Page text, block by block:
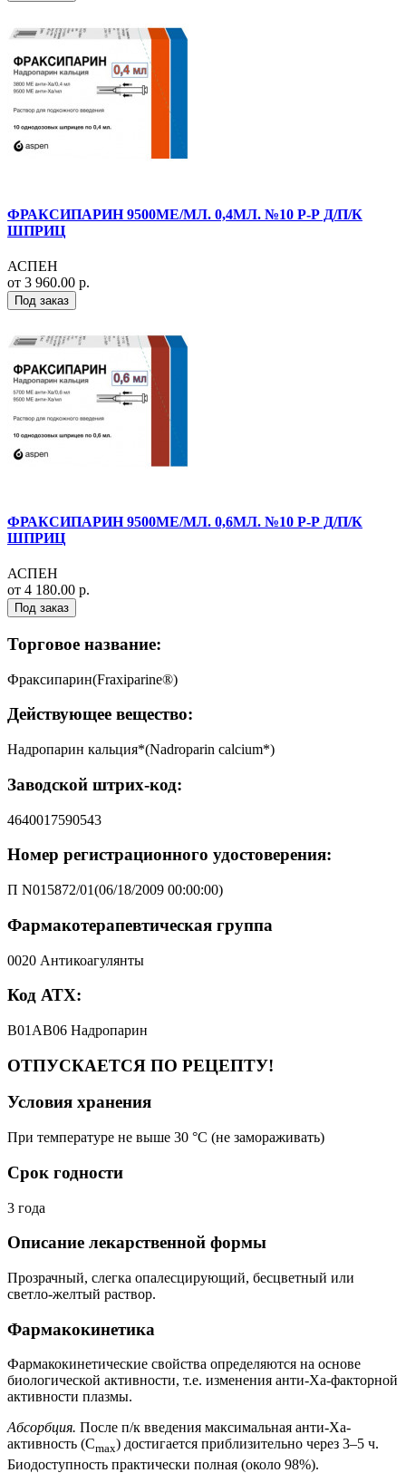
ФРАКСИПАРИН 9500МЕ/МЛ. 0,4МЛ. №10 Р-Р Д/П/К
ШПРИЦ
АСПЕН
от 3 960.00 р.
Под заказ
ФРАКСИПАРИН 9500МЕ/МЛ. 0,6МЛ. №10 Р-Р Д/П/К
ШПРИЦ
АСПЕН
от 4 180.00 р.
Под заказ
Торговое название:
Фраксипарин(Fraxiparine®)
Действующее вещество:
Надропарин кальция*(Nadroparin calcium*)
Заводской штрих-код:
4640017590543
Номер регистрационного удостоверения:
П N015872/01(06/18/2009 00:00:00)
Фармакотерапевтическая группа
0020 Антикоагулянты
Код АТХ:
B01AB06 Надропарин
ОТПУСКАЕТСЯ ПО РЕЦЕПТУ!
Условия хранения
При температуре не выше 30 °C (не замораживать)
Срок годности
3 года
Описание лекарственной формы
Прозрачный, слегка опалесцирующий, бесцветный или
светло-желтый раствор.
Фармакокинетика
Фармакокинетические свойства определяются на основе
биологической активности, т.е. изменения анти-Ха-факторной
активности плазмы.
Абсорбция. После п/к введения максимальная анти-Ха-
активность (Сmax) достигается приблизительно через 3–5 ч.
Биодоступность практически полная (около 98%).